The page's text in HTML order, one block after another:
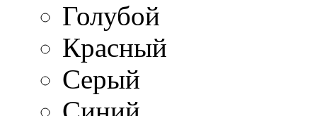
Голубой
Красный
Серый